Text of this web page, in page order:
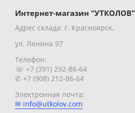
Интернет-магазин "УТКОЛОВ"
Адрес склада: г. Красноярск,
ул. Ленина 97
Телефон:
☏ +7 (391) 292-86-64
✆ +7 (908) 212-86-64
Электронная почта:
✉ info@utkolov.com